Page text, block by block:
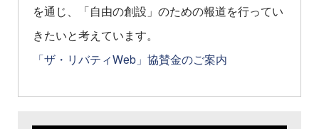
を通じ、「自由の創設」のための報道を行ってい
きたいと考えています。
「ザ・リバティWeb」協賛金のご案内